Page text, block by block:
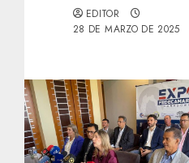
EDITOR
28 DE MARZO DE 2025